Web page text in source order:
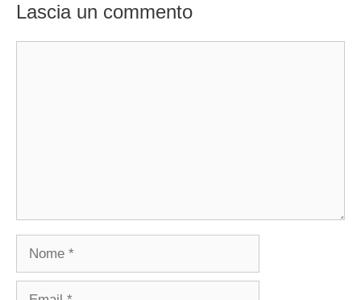
Lascia un commento
Nome
Email